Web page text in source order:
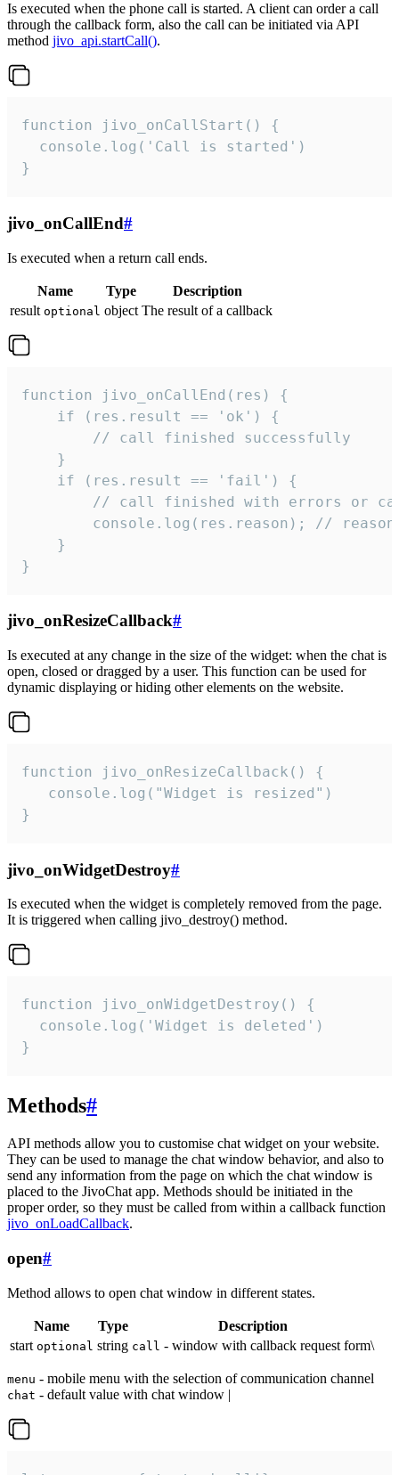
Is executed when the phone call is started. A client can order a call
through the callback form, also the call can be initiated via API
method jivo_api.startCall().
function jivo_onCallStart() {
  console.log('Call is started')
}
jivo_onCallEnd#
Is executed when a return call ends.
Name Type
Description
result optional object The result of a callback
function jivo_onCallEnd(res) {
    if (res.result == 'ok') {
        // call finished successfully
    }
    if (res.result == 'fail') {
// call finished with errors or
console.log(res.reason); //
    }
}
jivo_onResizeCallback#
Is executed at any change in the size of the widget: when the chat is
open, closed or dragged by a user. This function can be used for
dynamic displaying or hiding other elements on the website.
function jivo_onResizeCallback() {
   console.log("Widget is resized")
}
jivo_onWidgetDestroy#
Is executed when the widget is completely removed from the page.
It is triggered when calling jivo_destroy() method.
function jivo_onWidgetDestroy() {
  console.log('Widget is deleted')
}
Methods#
API methods allow you to customise chat widget on your website.
They can be used to manage the chat window behavior, and also to
send any information from the page on which the chat window is
placed to the JivoChat app. Methods should be initiated in the
proper order, so they must be called from within a callback function
jivo_onLoadCallback.
open#
Method allows to open chat window in different states.
Name Type
Description
start optional string call - window with callback request form\
menu - mobile menu with the selection of communication channel
chat - default value with chat window |